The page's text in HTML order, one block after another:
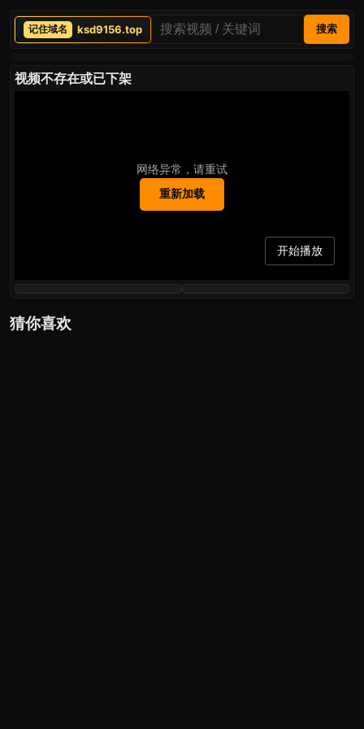
ksd9156.top 搜索
视频不存在或已下架
网络异常，请重试
重新加载
开始播放
猜你喜欢